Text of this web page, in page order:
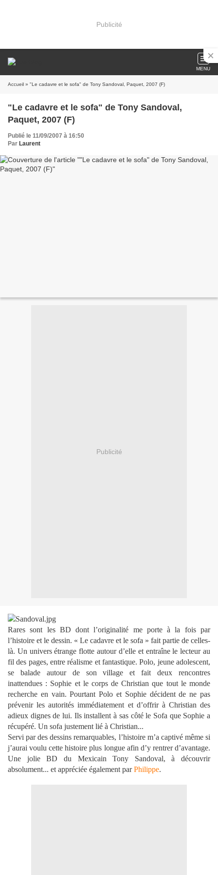
Publicité
MENU
Accueil » "Le cadavre et le sofa" de Tony Sandoval, Paquet, 2007 (F)
"Le cadavre et le sofa" de Tony Sandoval,
Paquet, 2007 (F)
Publié le 11/09/2007 à 16:50
Par Laurent
Publicité
Rares sont les BD dont l’originalité me porte à la fois par
l’histoire et le dessin. « Le cadavre et le sofa » fait partie de celles-
là. Un univers étrange flotte autour d’elle et entraîne le lecteur au
fil des pages, entre réalisme et fantastique. Polo, jeune adolescent,
se balade autour de son village et fait deux rencontres
inattendues : Sophie et le corps de Christian que tout le monde
recherche en vain. Pourtant Polo et Sophie décident de ne pas
prévenir les autorités immédiatement et d’offrir à Christian des
adieux dignes de lui. Ils installent à sas côté le Sofa que Sophie a
récupéré. Un sofa justement lié à Christian...
Servi par des dessins remarquables, l’histoire m’a captivé même si
j’aurai voulu cette histoire plus longue afin d’y rentrer d’avantage.
Une jolie BD du Mexicain Tony Sandoval, à découvrir
absolument... et appréciée également parPhilippe.